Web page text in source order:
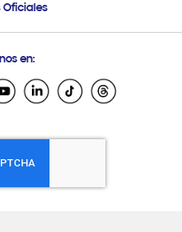
eMail
Oficiales
Ecuador
Salvador
Panamá
en: